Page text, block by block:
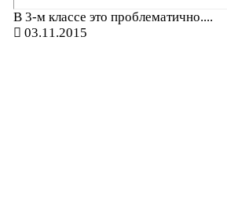
В 3-м классе это проблематично....
03.11.2015